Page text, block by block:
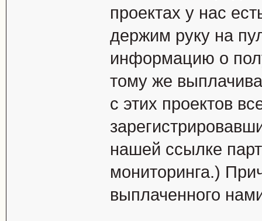
проектах у нас
держим руку на
информацию о
тому же
с этих проектов
нашей ссылке
мониторинга.)
выплаченного